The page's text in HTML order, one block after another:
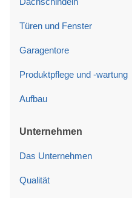
Türen und Fenster
Garagentore
Produktpflege und -wartung
Aufbau
Unternehmen
Das Unternehmen
Qualität